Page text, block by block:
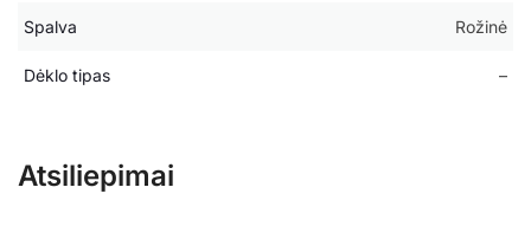
Spalva Rožinė
Dėklo tipas –
Atsiliepimai